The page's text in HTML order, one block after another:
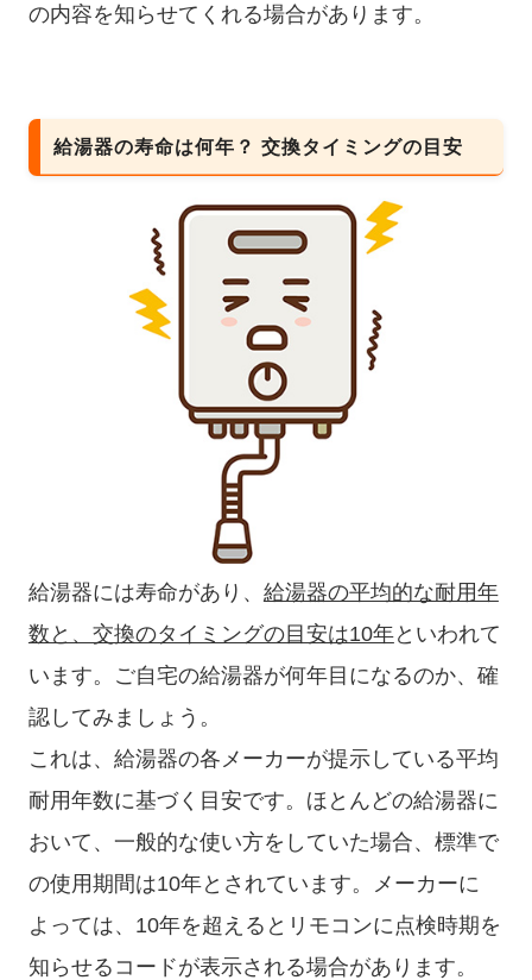
の内容を知らせてくれる場合があります。
給湯器の寿命は何年？ 交換タイミングの目安
給湯器には寿命があり、 給湯器の平均的な耐用年
数と、交換のタイミングの目安は10年といわれて
います。ご自宅の給湯器が何年目になるのか、確
認してみましょう。
これは、給湯器の各メーカーが提示している平均
耐用年数に基づく目安です。ほとんどの給湯器に
おいて、一般的な使い方をしていた場合、標準で
の使用期間は10年とされています。メーカーに
よっては、10年を超えるとリモコンに点検時期を
知らせるコードが表示される場合があります。